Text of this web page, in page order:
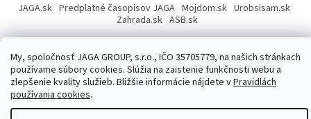
My, spoločnosť JAGA GROUP, s.r.o., IČO 35705779, na našich stránkach
používame súbory cookies. Slúžia na zaistenie funkčnosti webu a
zlepšenie kvality služieb. Bližšie informácie nájdete vPravidlách
používania cookies.
JAGA.sk Predplatné časopisov JAGA Mojdom.sk Urobsisam.sk
Zahrada.sk ASB.sk
Copyright 2026JAGASTORE.sk
nastavenie cookies